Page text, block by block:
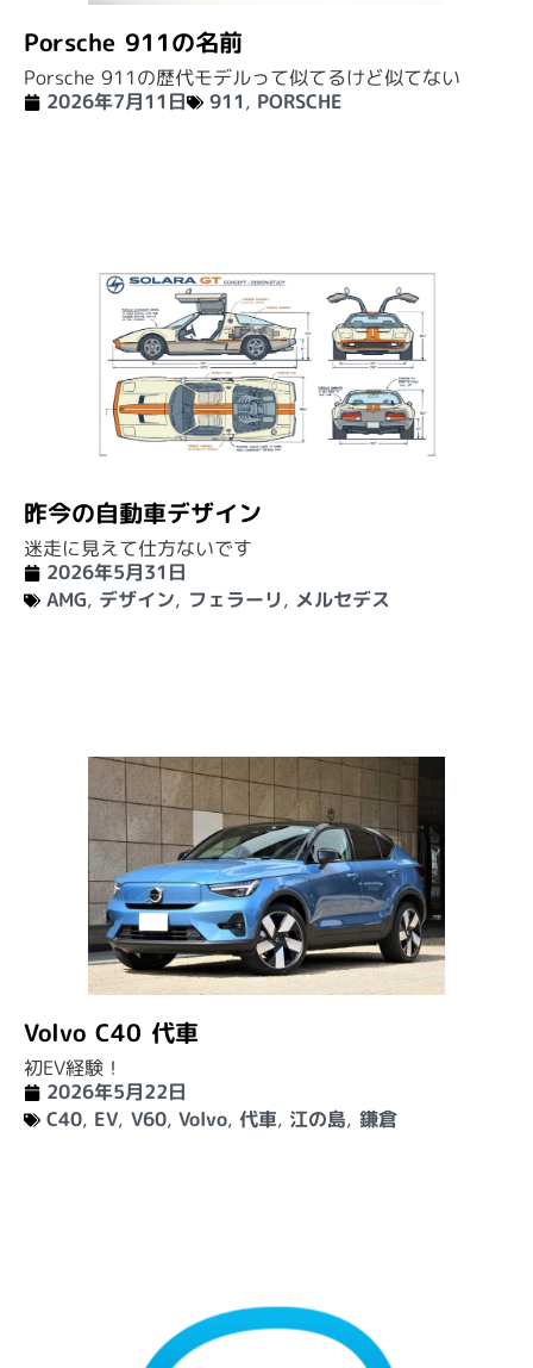
Porsche 911の名前
Porsche 911の歴代モデルって似てるけど似てない
2026年7月11日
911, PORSCHE
昨今の自動車デザイン
迷走に見えて仕方ないです
2026年5月31日
AMG, デザイン, フェラーリ, メルセデス
Volvo C40 代車
初EV経験！
2026年5月22日
C40, EV, V60, Volvo, 代車, 江の島, 鎌倉